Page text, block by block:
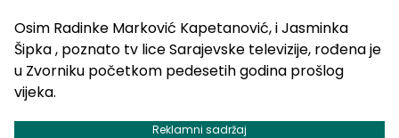
Osim Radinke Marković Kapetanović, i Jasminka
Šipka , poznato tv lice Sarajevske televizije, rođena je
u Zvorniku početkom pedesetih godina prošlog
vijeka.
Reklamni sadržaj